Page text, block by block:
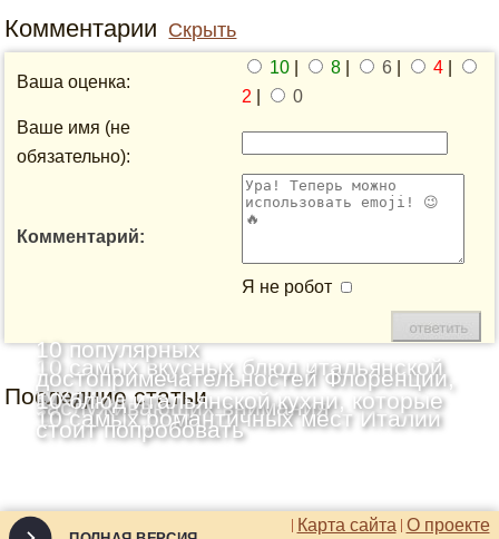
Комментарии Скрыть
Ваша оценка:
10 8 6 4
2
0
Ваше имя (не
обязательно):
Комментарий:
Я не робот
Последние статьи
10 самых вкусных блюд итальянской
кухни
10 популярных
достопримечательностей Флоренции,
заслуживающих внимания
10 самых романтичных мест Италии
10 блюд итальянской кухни, которые
стоит попробовать
О проекте
Карта сайта